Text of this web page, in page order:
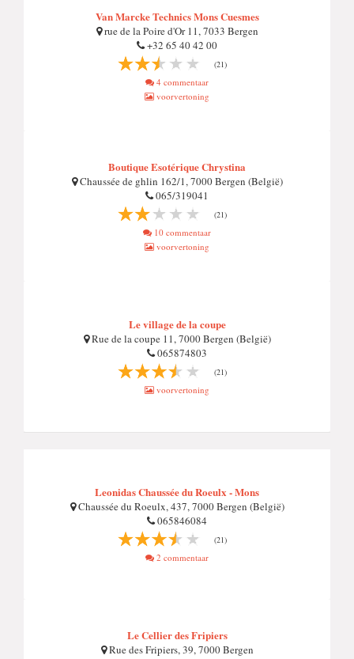
Van Marcke Technics Mons Cuesmes
rue de la Poire d'Or 11, 7033 Bergen
+32 65 40 42 00
(21)
4 commentaar
voorvertoning
Boutique Esotérique Chrystina
Chaussée de ghlin 162/1, 7000 Bergen (België)
065/319041
(21)
10 commentaar
voorvertoning
Le village de la coupe
Rue de la coupe 11, 7000 Bergen (België)
065874803
(21)
voorvertoning
Leonidas Chaussée du Roeulx - Mons
Chaussée du Roeulx, 437, 7000 Bergen (België)
065846084
(21)
2 commentaar
Le Cellier des Fripiers
Rue des Fripiers, 39, 7000 Bergen